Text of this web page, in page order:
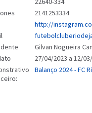
2141253334
http://
Gilvan Nogueira
27/04/2023 a 12/
Balanço 2024 - FC